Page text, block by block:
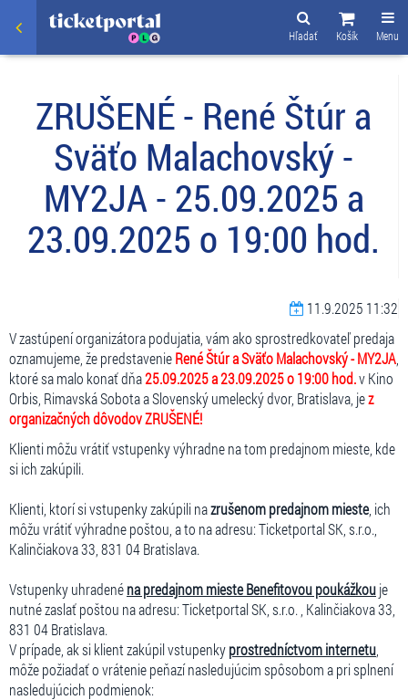
Menu
Košík
Hľadať
ZRUŠENÉ - René Štúr a
Sväťo Malachovský -
MY2JA - 25.09.2025 a
23.09.2025 o 19:00 hod.
11.9.2025 11:32
V zastúpení organizátora podujatia, vám ako sprostredkovateľ predaja
oznamujeme, že predstavenieRené Štúr a Sväťo Malachovský - MY2JA
ktoré sa malo konať dňa25.09.2025 a 23.09.2025 o 19:00 hod.v Kino
Orbis, Rimavská Sobota a Slovenský umelecký dvor, Bratislava, jez
organizačných dôvodov ZRUŠENÉ!
Klienti môžu vrátiť vstupenky výhradne na tom predajnom mieste, kde
si ich zakúpili.
Klienti, ktorí si vstupenky zakúpili nazrušenom predajnom mieste, ich
môžu vrátiť výhradne poštou, a to na adresu: Ticketportal SK, s.r.o.,
Kalinčiakova 33, 831 04 Bratislava.
Vstupenky uhradenéna predajnom mieste Benefitovou poukážkouje
nutné zaslať poštou na adresu: Ticketportal SK, s.r.o. , Kalinčiakova 33,
831 04 Bratislava.
V prípade, ak si klient zakúpil vstupenkyprostredníctvom internetu
môže požiadať o vrátenie peňazí nasledujúcim spôsobom a pri splnení
nasledujúcich podmienok: